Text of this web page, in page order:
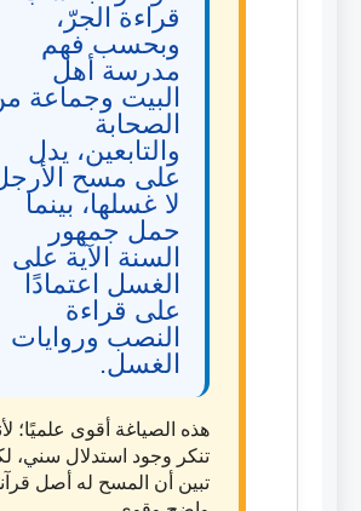
قراءة الجرّ،
وبحسب فهم
مدرسة أهل
البيت وجماعة
الصحابة
والتابعين، يدل
على مسح
لا غسلها، بينما
حمل جمهور
السنة الآية على
الغسل اعتمادًا
على قراءة
النصب وروايات
الغسل.
هذه الصياغة أقوى علميًا؛
تنكر وجود استدلال سني،
تبين أن المسح له أصل